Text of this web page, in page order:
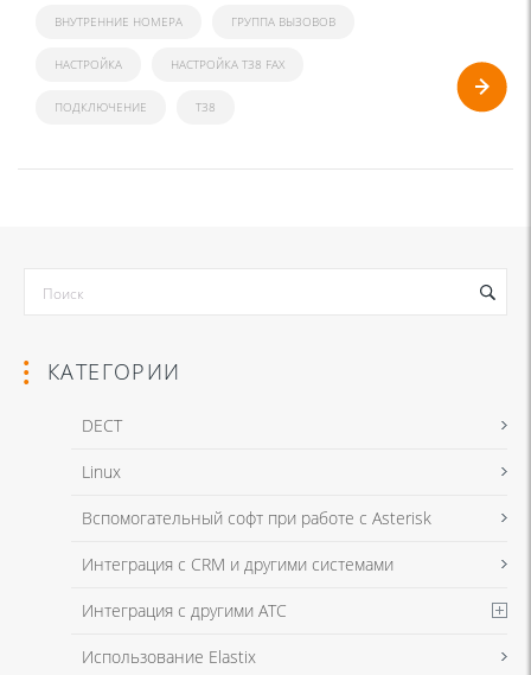
ВНУТРЕННИЕ НОМЕРА ГРУППА ВЫЗОВОВ
НАСТРОЙКА НАСТРОЙКА T38 FAX
ПОДКЛЮЧЕНИЕ Т38
КАТЕГОРИИ
DECT
Linux
Вспомогательный софт при работе с Asterisk
Интеграция с CRM и другими системами
Интеграция с другими АТС
Использование Elastix